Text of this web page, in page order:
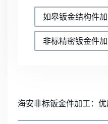
如皋钣金结构件
非标精密钣金件
海安非标钣金件加工：